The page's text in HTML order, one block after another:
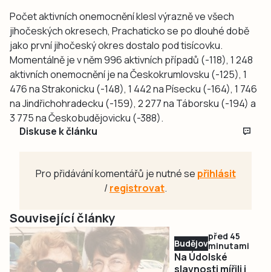
Počet aktivních onemocnění klesl výrazně ve všech
jihočeských okresech, Prachaticko se po dlouhé době
jako první jihočeský okres dostalo pod tisícovku.
Momentálně je v něm 996 aktivních případů (-118), 1 248
aktivních onemocnění je na Českokrumlovsku (-125), 1
476 na Strakonicku (-148), 1 442 na Písecku (-164), 1 746
na Jindřichohradecku (-159), 2 277 na Táborsku (-194) a
3 775 na Českobudějovicku (-388).
Diskuse k článku
Pro přidávání komentářů je nutné se přihlásit
/registrovat.
Související články
Budějovicko
před 45
minutami
Na Údolské
slavnosti mířili i